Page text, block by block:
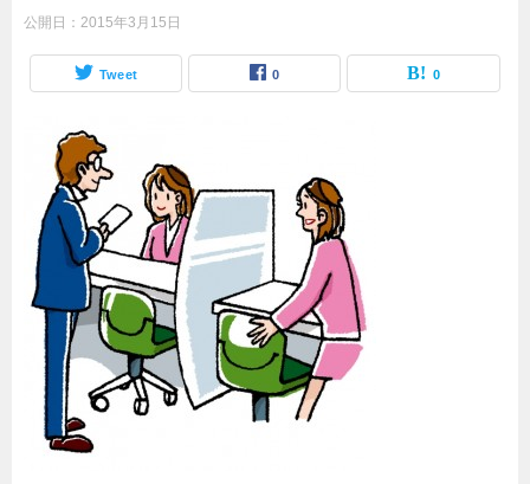
公開日： 2015年3月15日
Tweet 0 0